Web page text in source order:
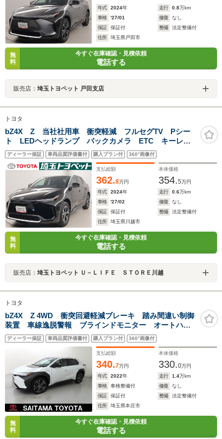
年式
2024年 走行 0.8万km
車検
'27/01 修復
なし
保証
保証付 整備
法定整備付
住所
埼玉県戸田市
無
料
今すぐ在庫確認・見積依頼
電話する
販売店： 埼玉トヨペット 戸田支店
トヨタ
bZ4X Z 当社社用車 衝突軽減 フルセグTV Pシー
ト LEDヘッドランプ バックカメラ ETC キーレ
ス オートクルーズコントロール スマートキー ナビ
&TV 試乗車 メモリーナビ 記録簿
ディーラー保証 車両品質評価書付 購入プラン付 360°画像付
支払総額
362.8万円
本体価格
354.5万円
年式
2024年 走行 0.6万km
車検
'27/02 修復
なし
保証
保証付 整備
法定整備付
住所
埼玉県川越市
無
料
今すぐ在庫確認・見積依頼
電話する
販売店： 埼玉トヨペット Ｕ－ＬＩＦＥ ＳＴＯＲＥ川越
トヨタ
bZ4X Z 4WD 衝突回避軽減ブレーキ 踏み間違い制御
装置 車線逸脱警報 ブラインドモニター オートハイ
ビーム パノラミックビューモニター ディスプレイオ
ーディオ フルセグTV ドライブレコーダー LEDヘッ
ディーラー保証 車両品質評価書付 購入プラン付 360°画像付
支払総額
340.7万円
本体価格
330.0万円
年式
2022年 走行 1.4万km
車検
車検整備付 修復
なし
保証
保証付 整備
法定整備付
住所
埼玉県本庄市
無
料
今すぐ在庫確認・見積依頼
電話する